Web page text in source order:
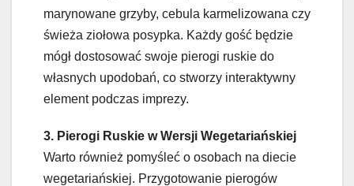
marynowane grzyby, cebula karmelizowana czy
świeża ziołowa posypka. Każdy gość będzie
mógł dostosować swoje pierogi ruskie do
własnych upodobań, co stworzy interaktywny
element podczas imprezy.
3. Pierogi Ruskie w Wersji Wegetariańskiej
Warto również pomyśleć o osobach na diecie
wegetariańskiej. Przygotowanie pierogów